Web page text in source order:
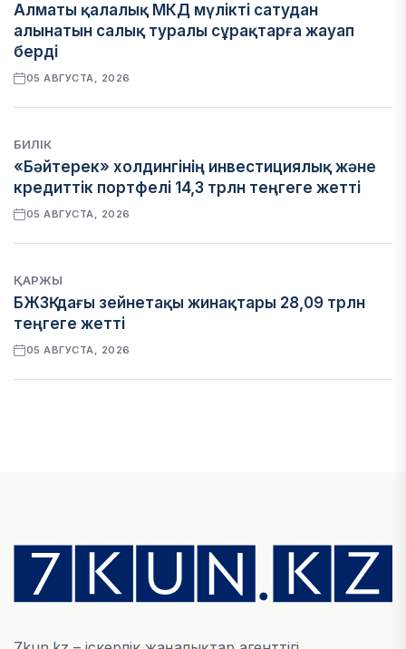
Алматы қалалық МКД мүлікті сатудан
алынатын салық туралы сұрақтарға жауап
берді
05 АВГУСТА, 2026
БИЛІК
«Бәйтерек» холдингінің инвестициялық және
кредиттік портфелі 14,3 трлн теңгеге жетті
05 АВГУСТА, 2026
ҚАРЖЫ
БЖЗҚ-дағы зейнетақы жинақтары 28,09 трлн
теңгеге жетті
05 АВГУСТА, 2026
БИЗНЕС
Freedom Travel іссапар ұйымдастыратын ЖИ
агентін іске қосты